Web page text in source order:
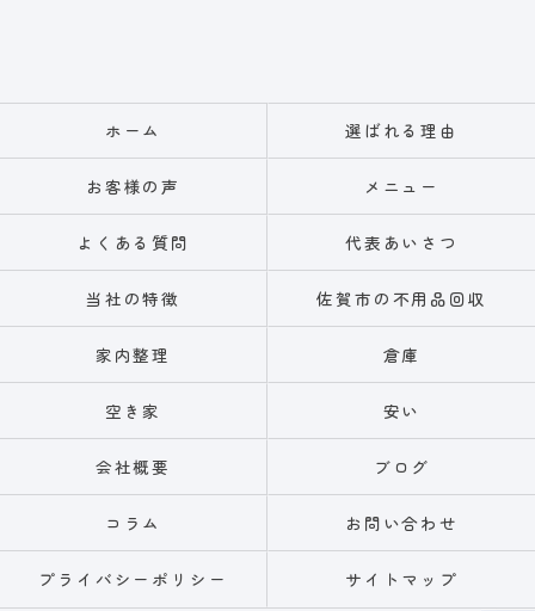
ホーム 選ばれる理由
お客様の声 メニュー
よくある質問 代表あいさつ
当社の特徴 佐賀市の不用品回収
家内整理 倉庫
空き家 安い
会社概要 ブログ
コラム お問い合わせ
プライバシーポリシー サイトマップ